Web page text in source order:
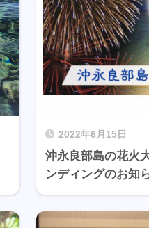
2022年6月15日
沖永良部島の花火
ンディングのお知